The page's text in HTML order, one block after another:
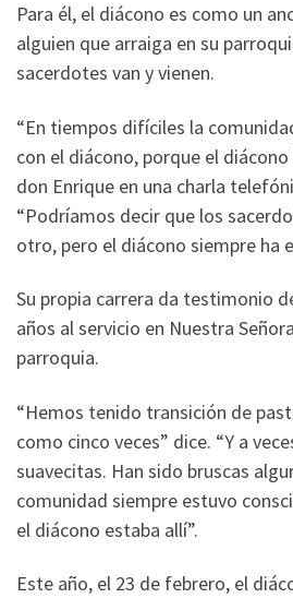
Para él, el diácono es como un
alguien que arraiga en su
sacerdotes van y vienen.
“En tiempos difíciles la
con el diácono, porque el
don Enrique en una charla
“Podríamos decir que los
otro, pero el diácono siempre ha
Su propia carrera da testimonio
años al servicio en Nuestra
parroquia.
“Hemos tenido transición de
como cinco veces” dice. “Y a
suavecitas. Han sido bruscas
comunidad siempre estuvo
el diácono estaba allí”.
Este año, el 23 de febrero, el